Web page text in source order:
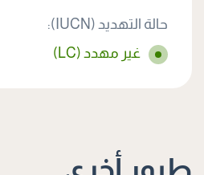
حالة التهديد (IUCN):
غير مهدد (LC)